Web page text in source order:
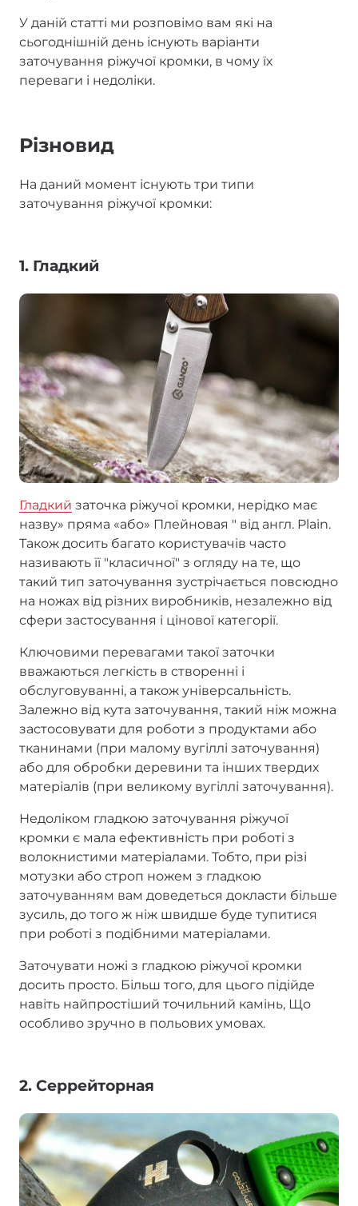
У даній статті ми розповімо вам які на
сьогоднішній день існують варіанти
заточування ріжучої кромки, в чому їх
переваги і недоліки.
Різновид
На даний момент існують три типи
заточування ріжучої кромки:
1. Гладкий
Гладкий заточка ріжучої кромки, нерідко має
назву» пряма «або» Плейновая " від англ. Plain.
Також досить багато користувачів часто
називають її "класичної" з огляду на те, що
такий тип заточування зустрічається повсюдно
на ножах від різних виробників, незалежно від
сфери застосування і цінової категорії.
Ключовими перевагами такої заточки
вважаються легкість в створенні і
обслуговуванні, а також універсальність.
Залежно від кута заточування, такий ніж можна
застосовувати для роботи з продуктами або
тканинами (при малому вугіллі заточування)
або для обробки деревини та інших твердих
матеріалів (при великому вугіллі заточування).
Недоліком гладкою заточування ріжучої
кромки є мала ефективність при роботі з
волокнистими матеріалами. Тобто, при різі
мотузки або строп ножем з гладкою
заточуванням вам доведеться докласти більше
зусиль, до того ж ніж швидше буде тупитися
при роботі з подібними матеріалами.
Заточувати ножі з гладкою ріжучої кромки
досить просто. Більш того, для цього підійде
навіть найпростіший точильний камінь, Що
особливо зручно в польових умовах.
2. Серрейторная